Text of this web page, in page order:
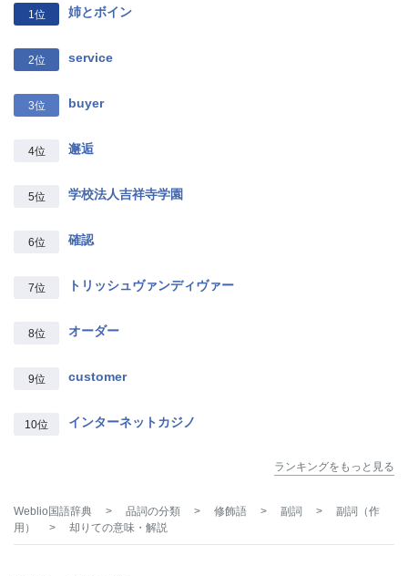
1位 姉とボイン
2位 service
3位 buyer
4位 邂逅
5位 学校法人吉祥寺学園
6位 確認
7位 トリッシュヴァンディヴァー
8位 オーダー
9位 customer
10位 インターネットカジノ
ランキングをもっと見る
Weblio国語辞典 > 品詞の分類 > 修飾語 > 副詞 >
副詞（作
用）
> 却りての意味・解説